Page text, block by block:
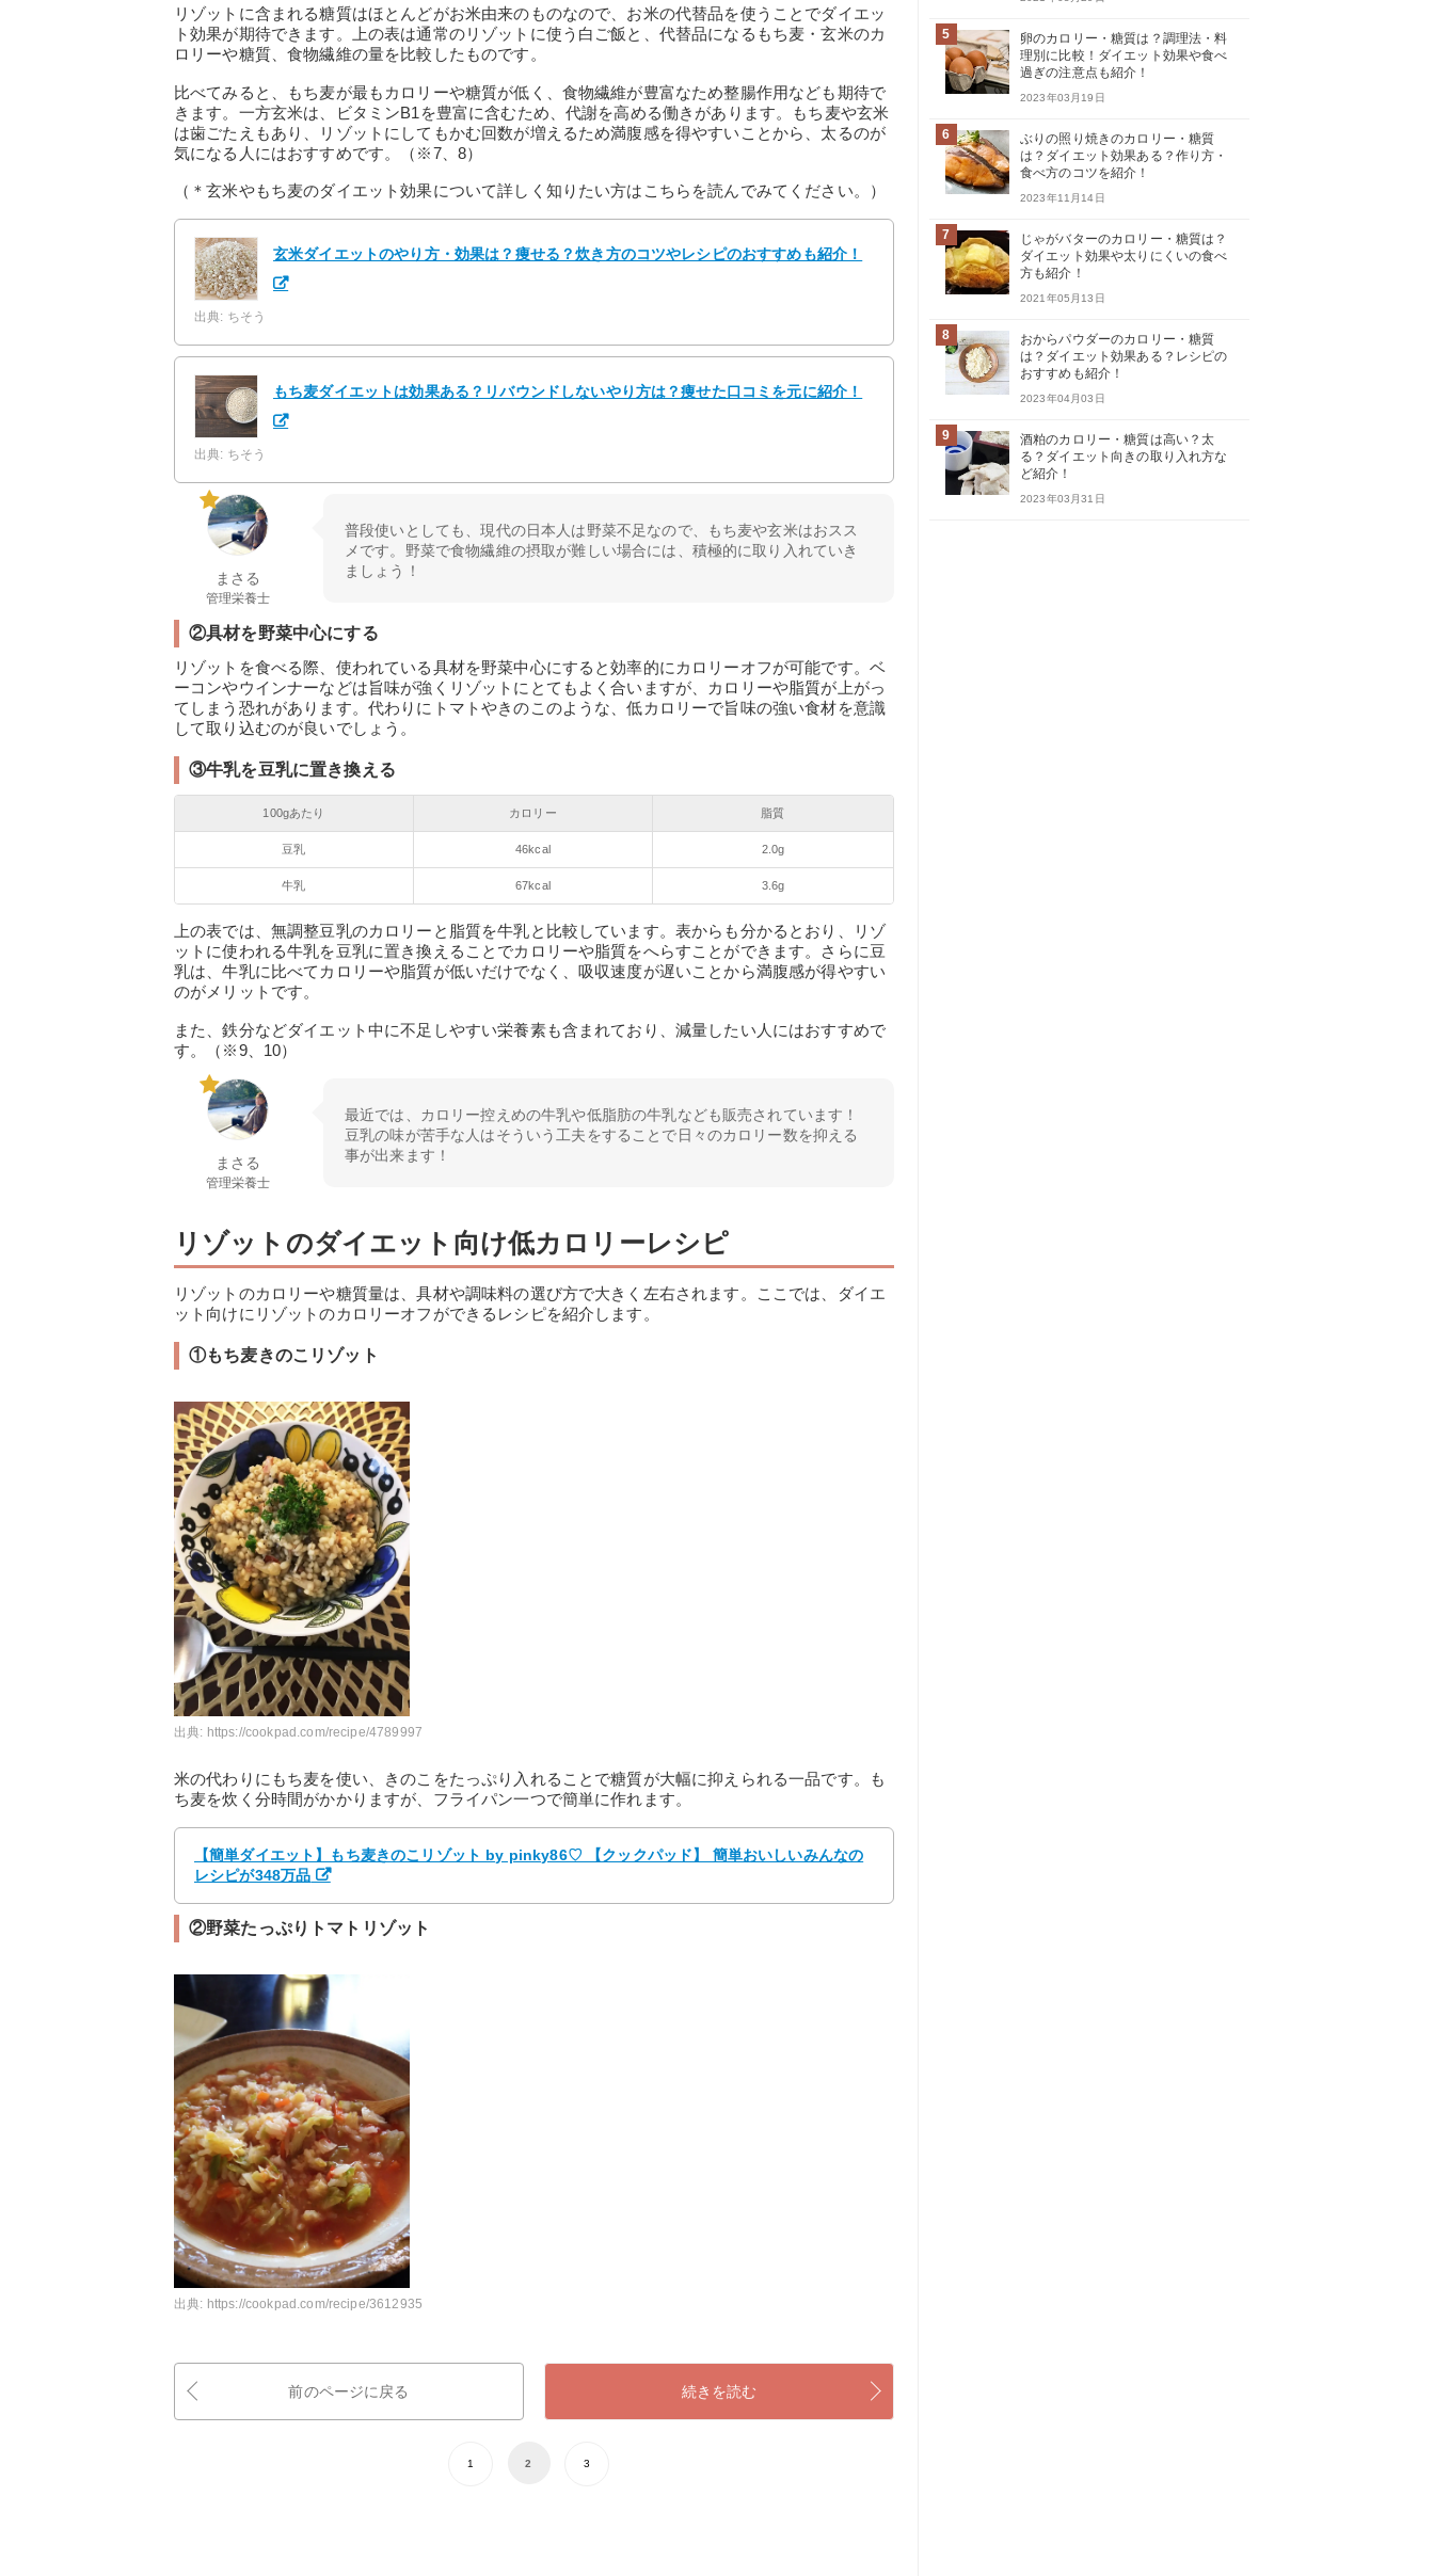
リゾットに含まれる糖質はほとんどがお米由来のものなので、お米の代替品を使うことでダイエッ
ト効果が期待できます。上の表は通常のリゾットに使う白ご飯と、代替品になるもち麦・玄米のカ
ロリーや糖質、食物繊維の量を比較したものです。
比べてみると、もち麦が最もカロリーや糖質が低く、食物繊維が豊富なため整腸作用なども期待で
きます。一方玄米は、ビタミンB1を豊富に含むため、代謝を高める働きがあります。もち麦や玄米
は歯ごたえもあり、リゾットにしてもかむ回数が増えるため満腹感を得やすいことから、太るのが
気になる人にはおすすめです。（※7、8）
（＊玄米やもち麦のダイエット効果について詳しく知りたい方はこちらを読んでみてください。）
玄米ダイエットのやり方・効果は？痩せる？炊き方のコツやレシピのおすすめも紹介！
出典: ちそう
もち麦ダイエットは効果ある？リバウンドしないやり方は？痩せた口コミを元に紹介！
出典: ちそう
まさる
管理栄養士
普段使いとしても、現代の日本人は野菜不足なので、もち麦や玄米はおスス
メです。野菜で食物繊維の摂取が難しい場合には、積極的に取り入れていき
ましょう！
②具材を野菜中心にする
リゾットを食べる際、使われている具材を野菜中心にすると効率的にカロリーオフが可能です。ベ
ーコンやウインナーなどは旨味が強くリゾットにとてもよく合いますが、カロリーや脂質が上がっ
てしまう恐れがあります。代わりにトマトやきのこのような、低カロリーで旨味の強い食材を意識
して取り込むのが良いでしょう。
③牛乳を豆乳に置き換える
100gあたり カロリー 脂質
豆乳 46kcal 2.0g
牛乳 67kcal 3.6g
上の表では、無調整豆乳のカロリーと脂質を牛乳と比較しています。表からも分かるとおり、リゾ
ットに使われる牛乳を豆乳に置き換えることでカロリーや脂質をへらすことができます。さらに豆
乳は、牛乳に比べてカロリーや脂質が低いだけでなく、吸収速度が遅いことから満腹感が得やすい
のがメリットです。
また、鉄分などダイエット中に不足しやすい栄養素も含まれており、減量したい人にはおすすめで
す。（※9、10）
まさる
管理栄養士
最近では、カロリー控えめの牛乳や低脂肪の牛乳なども販売されています！
豆乳の味が苦手な人はそういう工夫をすることで日々のカロリー数を抑える
事が出来ます！
リゾットのダイエット向け低カロリーレシピ
リゾットのカロリーや糖質量は、具材や調味料の選び方で大きく左右されます。ここでは、ダイエ
ット向けにリゾットのカロリーオフができるレシピを紹介します。
①もち麦きのこリゾット
出典: https://cookpad.com/recipe/4789997
米の代わりにもち麦を使い、きのこをたっぷり入れることで糖質が大幅に抑えられる一品です。も
ち麦を炊く分時間がかかりますが、フライパン一つで簡単に作れます。
【簡単ダイエット】もち麦きのこリゾット by pinky86♡ 【クックパッド】 簡単おいしいみんなの
レシピが348万品
②野菜たっぷりトマトリゾット
出典: https://cookpad.com/recipe/3612935
前のページに戻る 続きを読む
1 2 3
5
卵のカロリー・糖質は？調理法・料
理別に比較！ダイエット効果や食べ
過ぎの注意点も紹介！
2023年03月19日
6
ぶりの照り焼きのカロリー・糖質
は？ダイエット効果ある？作り方・
食べ方のコツを紹介！
2023年11月14日
7
じゃがバターのカロリー・糖質は？
ダイエット効果や太りにくいの食べ
方も紹介！
2021年05月13日
8
おからパウダーのカロリー・糖質
は？ダイエット効果ある？レシピの
おすすめも紹介！
2023年04月03日
9
酒粕のカロリー・糖質は高い？太
る？ダイエット向きの取り入れ方な
ど紹介！
2023年03月31日